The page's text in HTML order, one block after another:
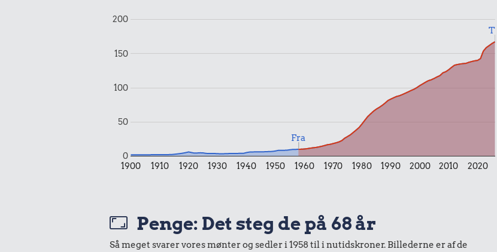
Biografbillet
Banan
0,06 kr.
9,89 kr. 9,85 kr.
1900 1910 1920 1930 1940 1950 1960 1970 1980 1990 2000 2010 2020
0
50
100
150
200
Fra
Til
Penge: Det steg de på 68 år
Så meget svarer vores mønter og sedler i 1958 til i nutidskroner. Billederne er af de